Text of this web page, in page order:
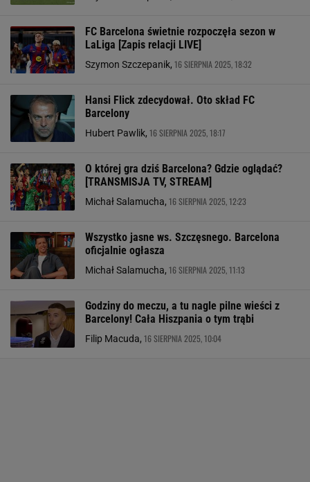
FC Barcelona świetnie rozpoczęła sezon w
LaLiga [Zapis relacji LIVE]
Szymon Szczepanik, 16 SIERPNIA 2025, 18:32
Hansi Flick zdecydował. Oto skład FC
Barcelony
Hubert Pawlik, 16 SIERPNIA 2025, 18:17
O której gra dziś Barcelona? Gdzie oglądać?
[TRANSMISJA TV, STREAM]
Michał Salamucha, 16 SIERPNIA 2025, 12:23
Wszystko jasne ws. Szczęsnego. Barcelona
oficjalnie ogłasza
Michał Salamucha, 16 SIERPNIA 2025, 11:13
Godziny do meczu, a tu nagle pilne wieści z
Barcelony! Cała Hiszpania o tym trąbi
Filip Macuda, 16 SIERPNIA 2025, 10:04